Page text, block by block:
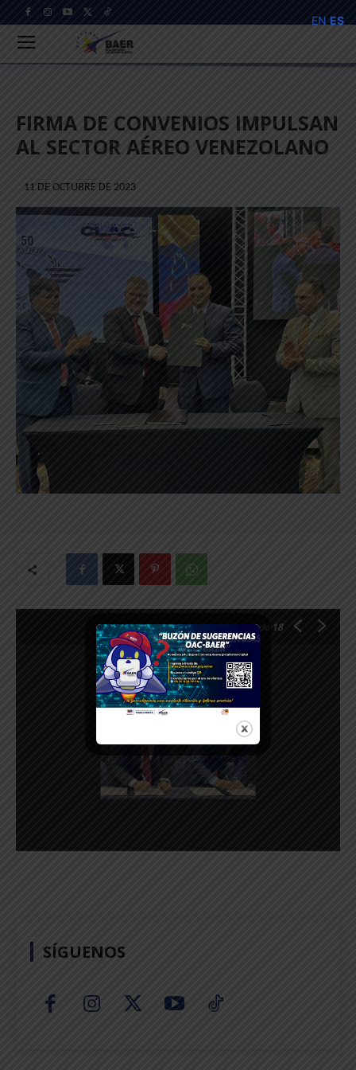
FIRMA DE CONVENIOS IMPULSAN
AL SECTOR AÉREO VENEZOLANO
11 DE OCTUBRE DE 2023
1de 18
SÍGUENOS
EN ES